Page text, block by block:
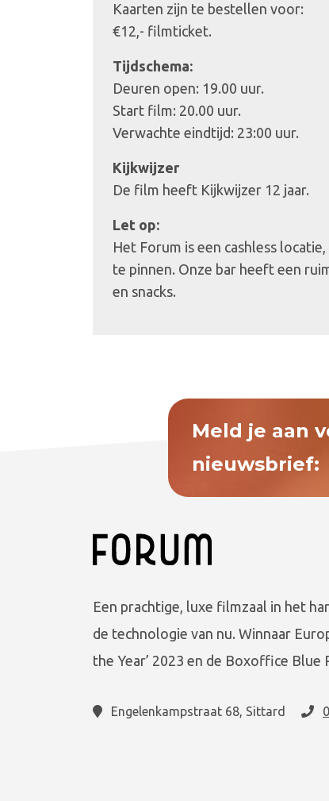
Kaarten zijn te bestellen voor:
€12,- filmticket.
Tijdschema:
Deuren open: 19.00 uur.
Start film: 20.00 uur.
Verwachte eindtijd: 23:00 uur.
Kijkwijzer
De film heeft Kijkwijzer 12 jaar.
Let op:
Het Forum is een cashless
te pinnen. Onze bar heeft een
en snacks.
Meld je aan
nieuwsbrief:
Een prachtige, luxe filmzaal in het
de technologie van nu. Winnaar
the Year’ 2023 en de Boxoffice Blue
Engelenkampstraat 68, Sittard